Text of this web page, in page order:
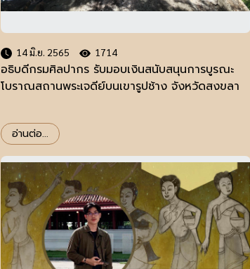
14 มิ.ย. 2565 1714
อธิบดีกรมศิลปากร รับมอบเงินสนับสนุนการบูรณะ
โบราณสถานพระเจดีย์บนเขารูปช้าง จังหวัดสงขลา
อ่านต่อ...